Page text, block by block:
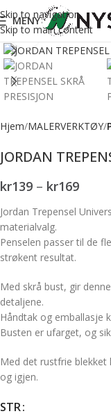
Skip to navigation
Skip to main content
MENY
Forstørr bilde
Hjem MALERVERKTØY
JORDAN
kr139 – kr169
Jordan Trepensel
materialvalg.
Penselen passer til de
strøkent resultat.
Med skrå bust, gir
detaljene.
Håndtak og emballasje
Busten er ufarget, og
Med det rustfrie blekket
og igjen.
STR